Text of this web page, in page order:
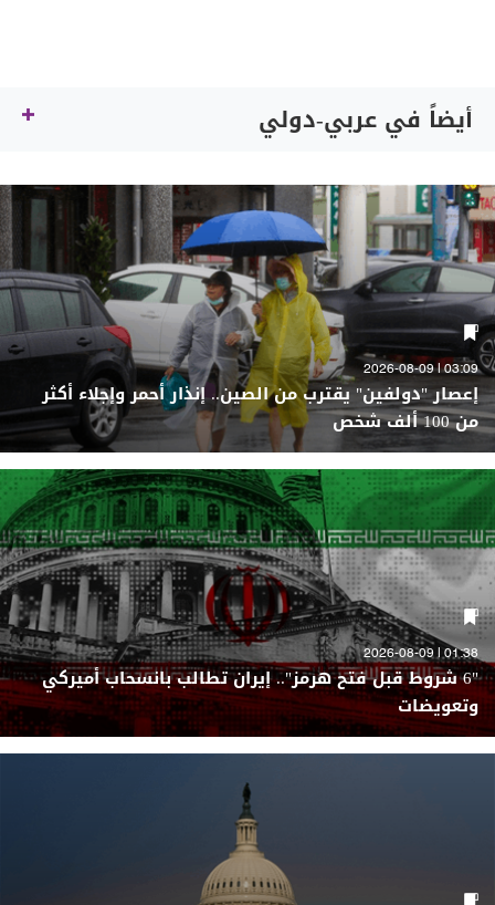
أيضاً في عربي-دولي
03:09 | 2026-08-09
إعصار "دولفين" يقترب من الصين.. إنذار أحمر وإجلاء أكثر
من 100 ألف شخص
01:38 | 2026-08-09
"6 شروط قبل فتح هرمز".. إيران تطالب بانسحاب أميركي
وتعويضات